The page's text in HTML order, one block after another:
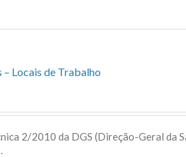
Locais de Trabalho
2/2010 da DGS (Direção-Geral da